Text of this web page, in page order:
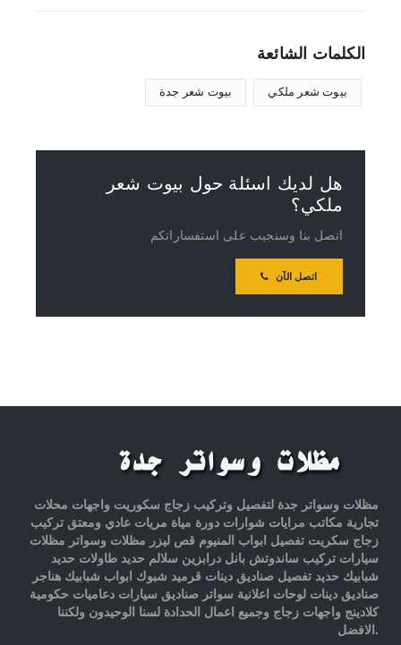
الكلمات الشائعة
بيوت شعر جدة بيوت شعر ملكي
هل لديك اسئلة حول بيوت شعر
ملكي؟
اتصل بنا وسنجيب على استفساراتكم
اتصل الآن
مظلات وسواتر جدة لتفصيل وتركيب زجاج سكوريت واجهات محلات
تجارية مكاتب مرايات شوارات دورة مياة مريات عادي ومعتق تركيب
زجاج سكريت تفصيل ابواب المنيوم قص ليزر مظلات وسواتر مظلات
سيارات تركيب ساندوتش بانل درابزين سلالم حديد طاولات حديد
شبابيك حديد تفصيل صناديق دينات قرميد شبوك ابواب شبابيك هناجر
صناديق دينات لوحات اعلانية سواتر صناديق سيارات دعاميات حكومية
كلادينج واجهات زجاج وجميع اعمال الحدادة لسنا الوحيدون ولكننا
الافضل.